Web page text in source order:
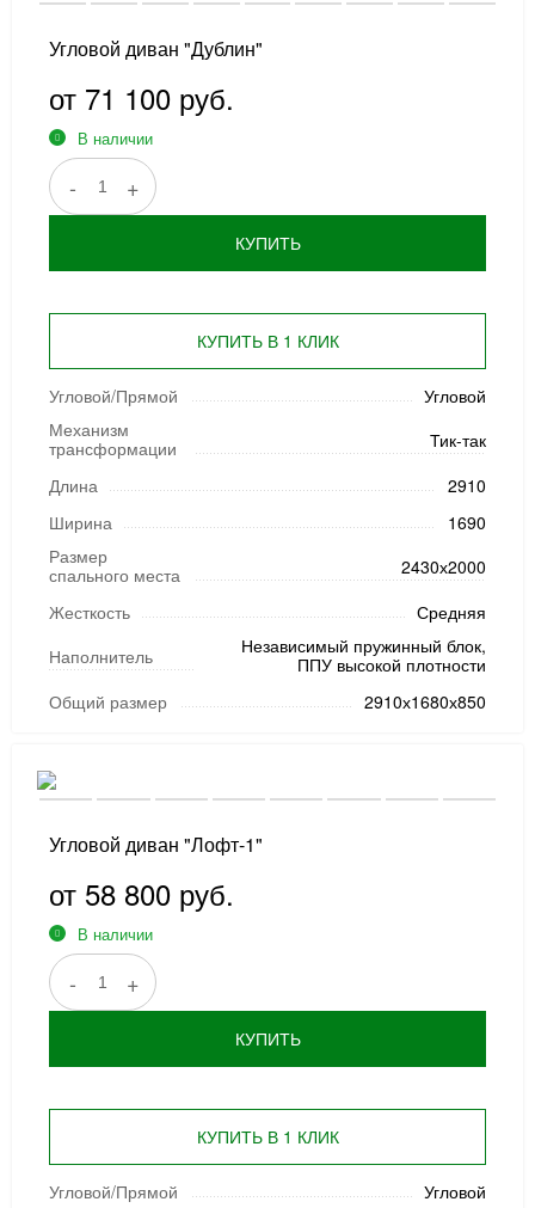
Угловой диван "Дублин"
от 71 100 руб.
В наличии
- +
КУПИТЬ
КУПИТЬ В 1 КЛИК
Угловой/Прямой
Угловой
Механизм
трансформации
Тик-так
Длина
2910
Ширина
1690
Размер
спального места
2430х2000
Жесткость
Средняя
Наполнитель
Независимый пружинный блок,
ППУ высокой плотности
Общий размер
2910х1680х850
Угловой диван "Лофт-1"
от 58 800 руб.
В наличии
- +
КУПИТЬ
КУПИТЬ В 1 КЛИК
Угловой/Прямой
Угловой